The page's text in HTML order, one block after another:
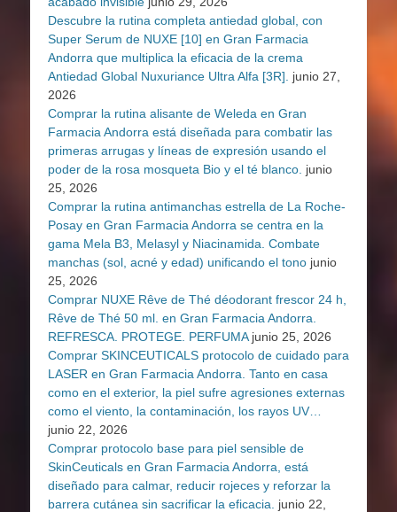
Descubre la rutina completa antiedad global, con
Super Serum de NUXE [10] en Gran Farmacia
Andorra que multiplica la eficacia de la crema
Antiedad Global Nuxuriance Ultra Alfa [3R]. junio 27,
2026
Comprar la rutina alisante de Weleda en Gran
Farmacia Andorra está diseñada para combatir las
primeras arrugas y líneas de expresión usando el
poder de la rosa mosqueta Bio y el té blanco. junio
25, 2026
Comprar la rutina antimanchas estrella de La Roche-
Posay en Gran Farmacia Andorra se centra en la
gama Mela B3, Melasyl y Niacinamida. Combate
manchas (sol, acné y edad) unificando el tono junio
25, 2026
Comprar NUXE Rêve de Thé déodorant frescor 24 h,
Rêve de Thé 50 ml. en Gran Farmacia Andorra.
REFRESCA. PROTEGE. PERFUMA junio 25, 2026
Comprar SKINCEUTICALS protocolo de cuidado para
LASER en Gran Farmacia Andorra. Tanto en casa
como en el exterior, la piel sufre agresiones externas
como el viento, la contaminación, los rayos UV…
junio 22, 2026
Comprar protocolo base para piel sensible de
SkinCeuticals en Gran Farmacia Andorra, está
diseñado para calmar, reducir rojeces y reforzar la
barrera cutánea sin sacrificar la eficacia. junio 22,